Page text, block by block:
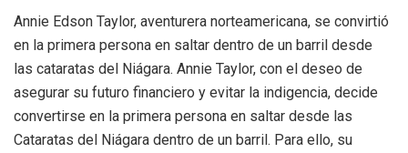
Annie Edson Taylor, aventurera norteamericana, se convirtió
en la primera persona en saltar dentro de un barril desde
las cataratas del Niágara. Annie Taylor, con el deseo de
asegurar su futuro financiero y evitar la indigencia, decide
convertirse en la primera persona en saltar desde las
Cataratas del Niágara dentro de un barril. Para ello, su